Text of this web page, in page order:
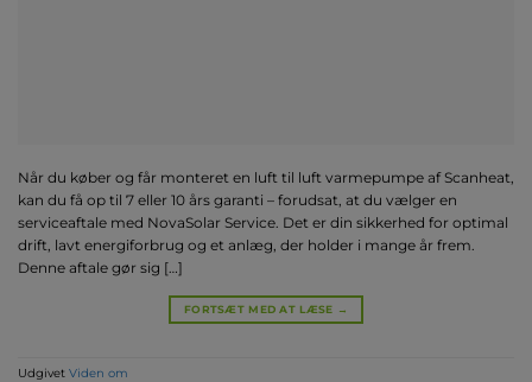
Når du køber og får monteret en luft til luft varmepumpe af Scanheat,
kan du få op til 7 eller 10 års garanti – forudsat, at du vælger en
serviceaftale med NovaSolar Service. Det er din sikkerhed for optimal
drift, lavt energiforbrug og et anlæg, der holder i mange år frem.
Denne aftale gør sig […]
FORTSÆT MED AT LÆSE →
Udgivet Viden om